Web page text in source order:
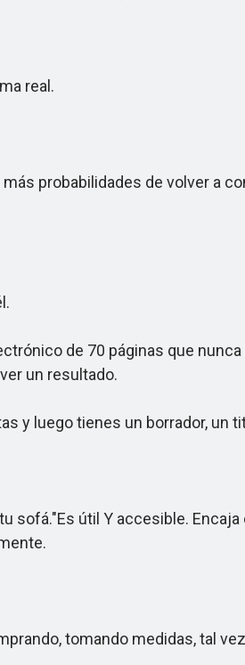
real.
probabilidades de volver a
de 70 páginas que
un resultado.
y luego tienes un borrador, un
útil Y accesible. Encaja
tomando medidas, tal